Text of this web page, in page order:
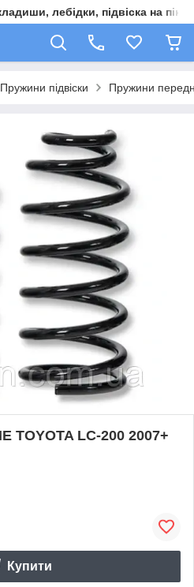
лебідки, підвіска на пікап
Пружини підвіски Пружини
TOYOTA LC-200 2007+
Купити